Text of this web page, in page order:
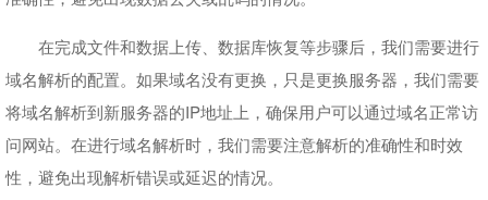
在完成文件和数据上传、数据库恢复等步骤后，我们需要进行
域名解析的配置。如果域名没有更换，只是更换服务器，我们需要
将域名解析到新服务器的IP地址上，确保用户可以通过域名正常访
问网站。在进行域名解析时，我们需要注意解析的准确性和时效
性，避免出现解析错误或延迟的情况。